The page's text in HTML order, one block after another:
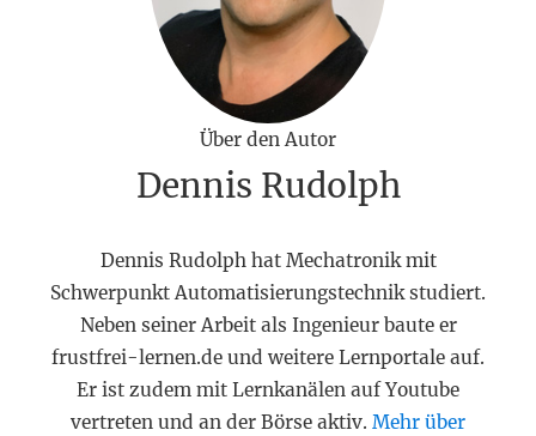
Über den Autor
Dennis Rudolph
Dennis Rudolph hat Mechatronik mit
Schwerpunkt Automatisierungstechnik studiert.
Neben seiner Arbeit als Ingenieur baute er
frustfrei-lernen.de und weitere Lernportale auf.
Er ist zudem mit Lernkanälen auf Youtube
vertreten und an der Börse aktiv. Mehr über